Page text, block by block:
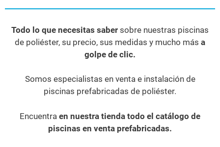
Todo lo que necesitas saber sobre nuestras piscinas
de poliéster, su precio, sus medidas y mucho más a
golpe de clic.
Somos especialistas en venta e instalación de
piscinas prefabricadas de poliéster.
Encuentra en nuestra tienda todo el catálogo de
piscinas en venta prefabricadas.